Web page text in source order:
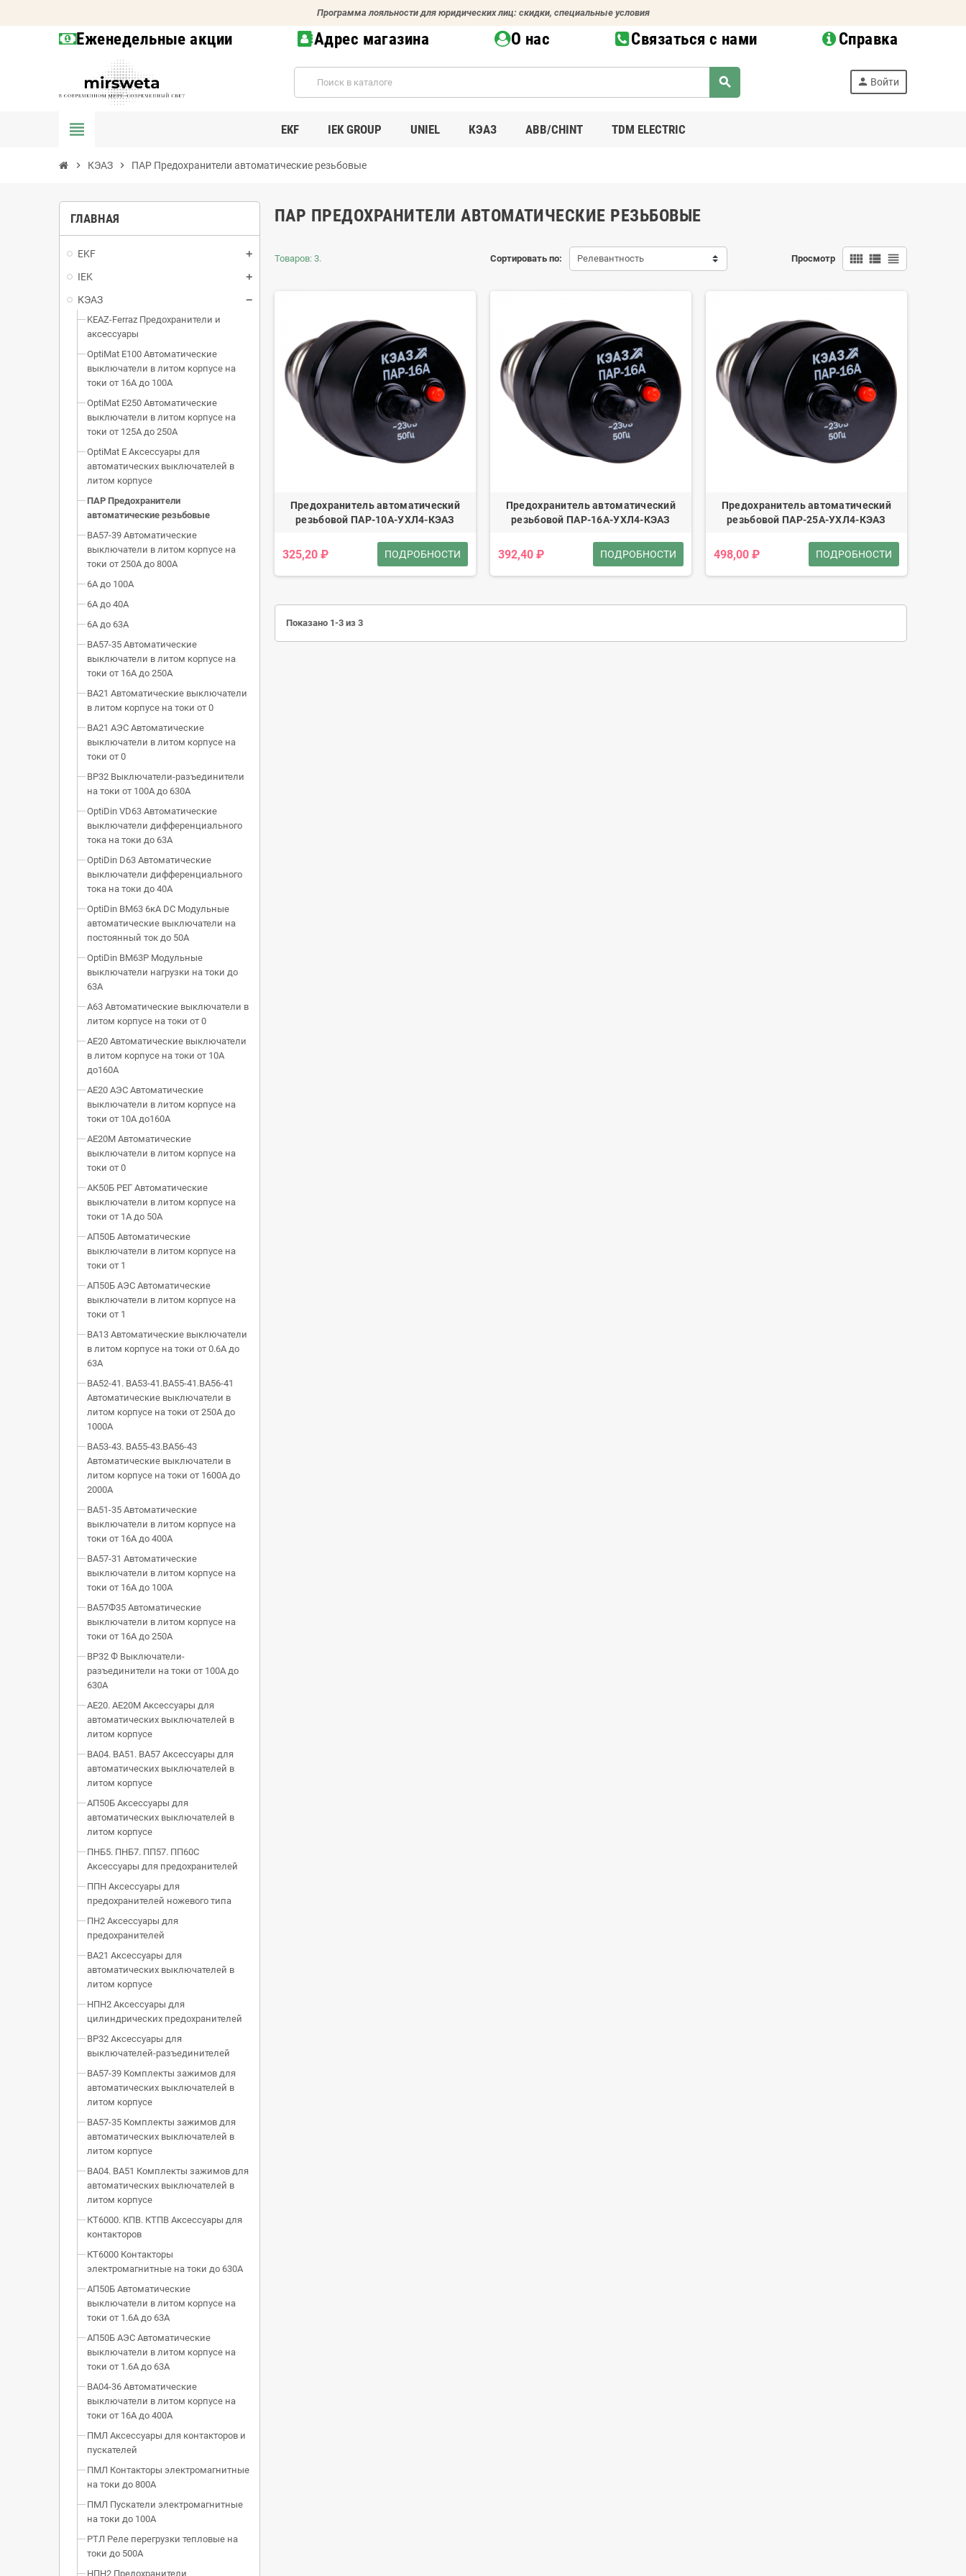
Программа лояльности для юридических лиц: скидки, специальные условия
Еженедельные акции Адрес магазина О нас Связаться с нами Справка
search person Войти
view_headline EKF IEK GROUP UNIEL КЭАЗ ABB/CHINT TDM ELECTRIC
chevron_right КЭАЗ chevron_right ПАР Предохранители автоматические резьбовые
ГЛАВНАЯ
EKF
IEK
КЭАЗ
KEAZ-Ferraz Предохранители и
аксессуары
OptiMat E100 Автоматические
выключатели в литом корпусе на
токи от 16А до 100А
OptiMat E250 Автоматические
выключатели в литом корпусе на
токи от 125А до 250А
OptiMat E Аксессуары для
автоматических выключателей в
литом корпусе
ПАР Предохранители
автоматические резьбовые
ВА57-39 Автоматические
выключатели в литом корпусе на
токи от 250А до 800А
6А до 100А
6А до 40А
6А до 63А
ВА57-35 Автоматические
выключатели в литом корпусе на
токи от 16А до 250А
ВА21 Автоматические выключатели
в литом корпусе на токи от 0
ВА21 АЭС Автоматические
выключатели в литом корпусе на
токи от 0
ВР32 Выключатели-разъединители
на токи от 100А до 630А
OptiDin VD63 Автоматические
выключатели дифференциального
тока на токи до 63А
OptiDin D63 Автоматические
выключатели дифференциального
тока на токи до 40А
OptiDin BM63 6кА DC Модульные
автоматические выключатели на
постоянный ток до 50А
OptiDin BM63P Модульные
выключатели нагрузки на токи до
63А
А63 Автоматические выключатели в
литом корпусе на токи от 0
АЕ20 Автоматические выключатели
в литом корпусе на токи от 10А
до160А
АЕ20 АЭС Автоматические
выключатели в литом корпусе на
токи от 10А до160А
АЕ20М Автоматические
выключатели в литом корпусе на
токи от 0
АК50Б РЕГ Автоматические
выключатели в литом корпусе на
токи от 1А до 50А
АП50Б Автоматические
выключатели в литом корпусе на
токи от 1
АП50Б АЭС Автоматические
выключатели в литом корпусе на
токи от 1
ВА13 Автоматические выключатели
в литом корпусе на токи от 0.6А до
63А
ВА52-41. ВА53-41.ВА55-41.ВА56-41
Автоматические выключатели в
литом корпусе на токи от 250А до
1000А
ВА53-43. ВА55-43.ВА56-43
Автоматические выключатели в
литом корпусе на токи от 1600А до
2000А
ВА51-35 Автоматические
выключатели в литом корпусе на
токи от 16А до 400А
ВА57-31 Автоматические
выключатели в литом корпусе на
токи от 16А до 100А
ВА57Ф35 Автоматические
выключатели в литом корпусе на
токи от 16А до 250А
ВР32 Ф Выключатели-
разъединители на токи от 100А до
630А
АЕ20. АЕ20М Аксессуары для
автоматических выключателей в
литом корпусе
ВА04. ВА51. ВА57 Аксессуары для
автоматических выключателей в
литом корпусе
АП50Б Аксессуары для
автоматических выключателей в
литом корпусе
ПНБ5. ПНБ7. ПП57. ПП60С
Аксессуары для предохранителей
ППН Аксессуары для
предохранителей ножевого типа
ПН2 Аксессуары для
предохранителей
ВА21 Аксессуары для
автоматических выключателей в
литом корпусе
НПН2 Аксессуары для
цилиндрических предохранителей
ВР32 Аксессуары для
выключателей-разъединителей
ВА57-39 Комплекты зажимов для
автоматических выключателей в
литом корпусе
ВА57-35 Комплекты зажимов для
автоматических выключателей в
литом корпусе
ВА04. ВА51 Комплекты зажимов для
автоматических выключателей в
литом корпусе
КТ6000. КПВ. КТПВ Аксессуары для
контакторов
КТ6000 Контакторы
электромагнитные на токи до 630А
АП50Б Автоматические
выключатели в литом корпусе на
токи от 1.6А до 63А
АП50Б АЭС Автоматические
выключатели в литом корпусе на
токи от 1.6А до 63А
ВА04-36 Автоматические
выключатели в литом корпусе на
токи от 16А до 400А
ПМЛ Аксессуары для контакторов и
пускателей
ПМЛ Контакторы электромагнитные
на токи до 800А
ПМЛ Пускатели электромагнитные
на токи до 100А
РТЛ Реле перегрузки тепловые на
токи до 500А
НПН2 Предохранители
ПАР ПРЕДОХРАНИТЕЛИ АВТОМАТИЧЕСКИЕ РЕЗЬБОВЫЕ
Сортировать по: Релевантность Просмотр view_comfy view_list view_headline
Товаров: 3.
Предохранитель автоматический
резьбовой ПАР-10А-УХЛ4-КЭАЗ
325,20 ₽ ПОДРОБНОСТИ
Предохранитель автоматический
резьбовой ПАР-16А-УХЛ4-КЭАЗ
392,40 ₽ ПОДРОБНОСТИ
Предохранитель автоматический
резьбовой ПАР-25А-УХЛ4-КЭАЗ
498,00 ₽ ПОДРОБНОСТИ
Показано 1-3 из 3